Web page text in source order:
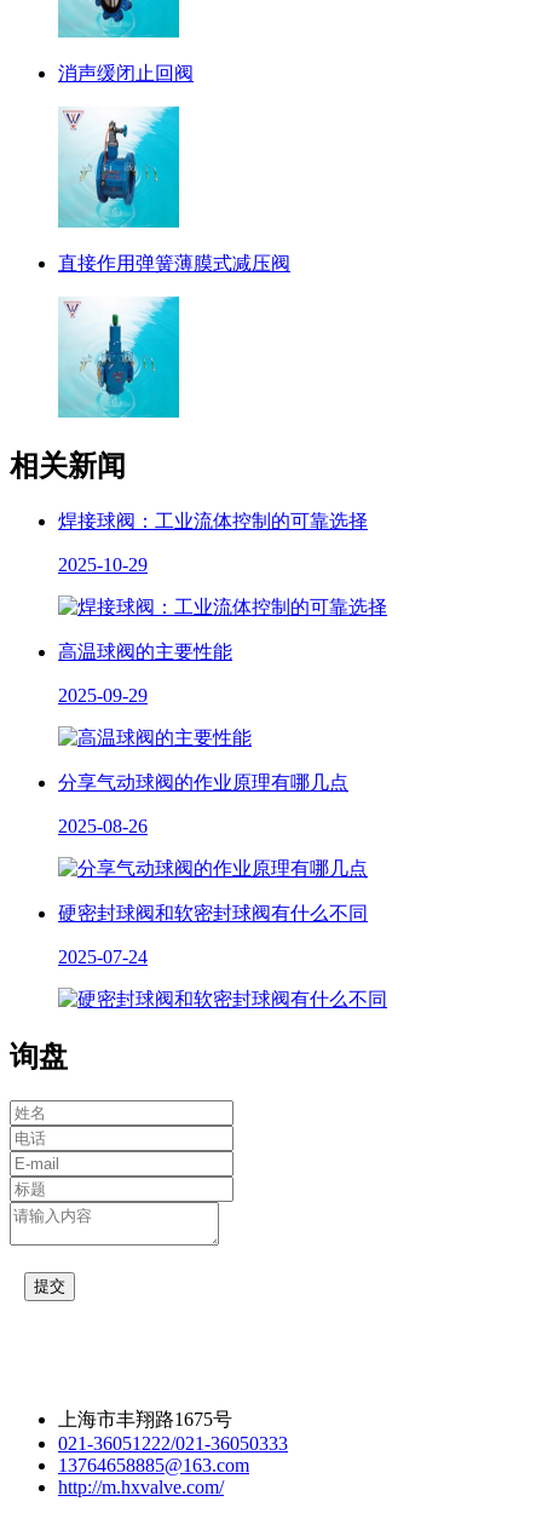
消声缓闭止回阀
直接作用弹簧薄膜式减压阀
相关新闻
焊接球阀：工业流体控制的可靠选择
2025-10-29
高温球阀的主要性能
2025-09-29
分享气动球阀的作业原理有哪几点
2025-08-26
硬密封球阀和软密封球阀有什么不同
2025-07-24
询盘
提交
上海市丰翔路1675号
021-36051222/021-36050333
13764658885@163.com
http://m.hxvalve.com/